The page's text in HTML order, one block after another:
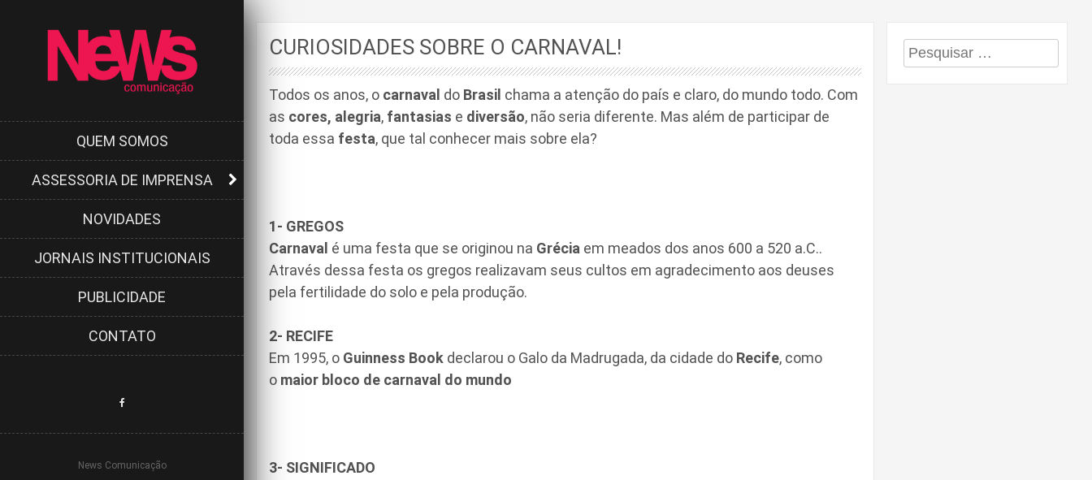
QUEM SOMOS
ASSESSORIA DE IMPRENSA
NOVIDADES
JORNAIS INSTITUCIONAIS
PUBLICIDADE
CONTATO
News Comunicação
CURIOSIDADES SOBRE O CARNAVAL!
Todos os anos, o carnaval do Brasil chama a atenção do país e claro, do mundo todo. Com
as cores, alegria, fantasias e diversão, não seria diferente. Mas além de participar de
toda essa festa, que tal conhecer mais sobre ela?
1- GREGOS
Carnaval é uma festa que se originou na Grécia em meados dos anos 600 a 520 a.C..
Através dessa festa os gregos realizavam seus cultos em agradecimento aos deuses
pela fertilidade do solo e pela produção.
2- RECIFE
Em 1995, o Guinness Book declarou o Galo da Madrugada, da cidade do Recife, como
o maior bloco de carnaval do mundo
3- SIGNIFICADO
Pesquisar
por: